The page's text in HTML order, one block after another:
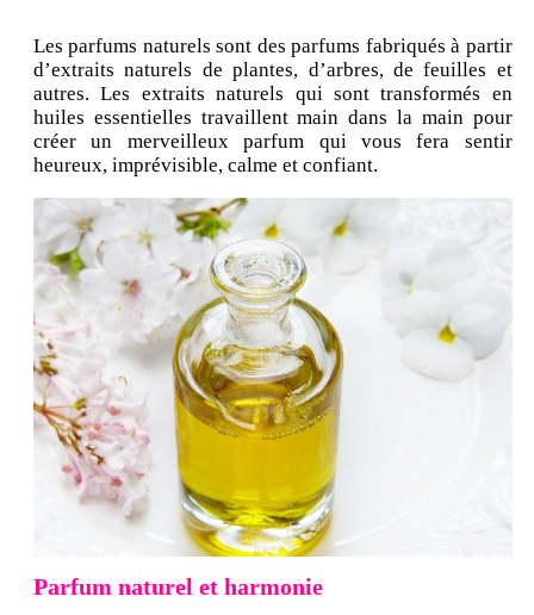
Les parfums naturels sont des parfums fabriqués à partir
d’extraits naturels de plantes, d’arbres, de feuilles et
autres. Les extraits naturels qui sont transformés en
huiles essentielles travaillent main dans la main pour
créer un merveilleux parfum qui vous fera sentir
heureux, imprévisible, calme et confiant.
Parfum naturel et harmonie